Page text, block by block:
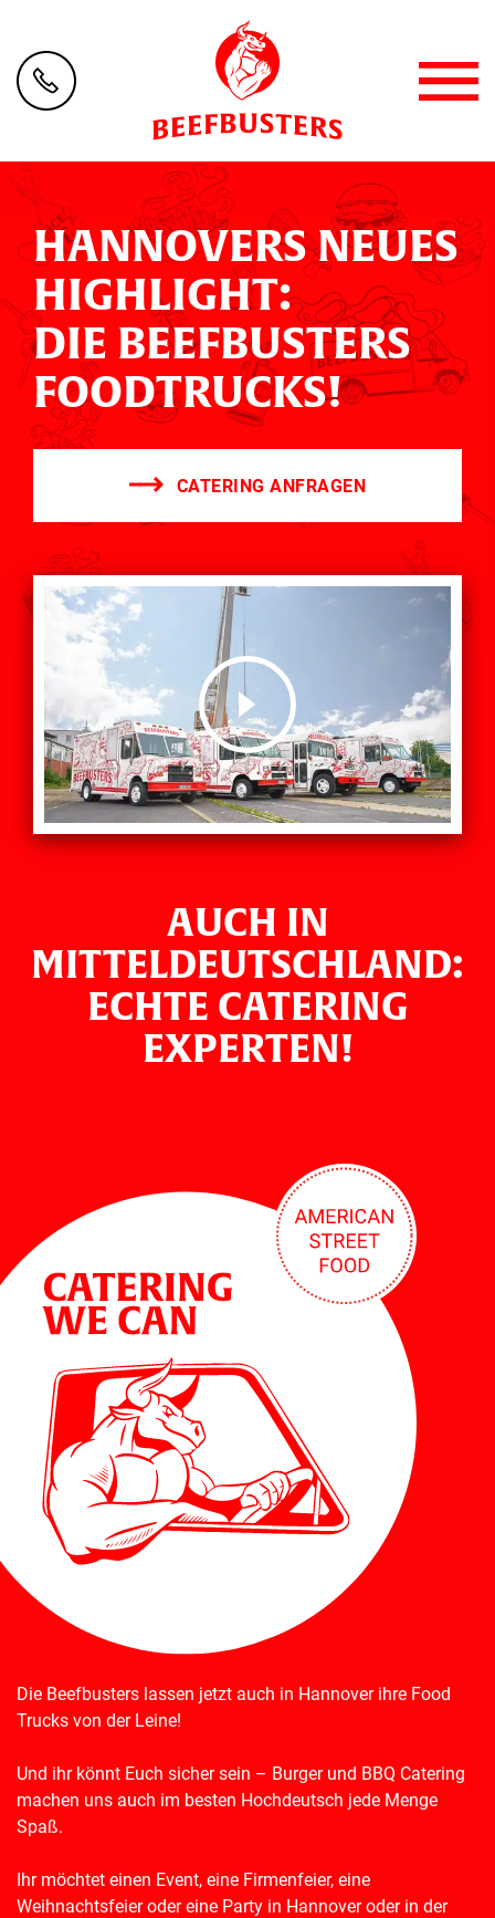
HANNOVERS NEUES
HIGHLIGHT:
DIE BEEFBUSTERS
FOODTRUCKS!
CATERING ANFRAGEN
AUCH IN
MITTELDEUTSCHLAND:
ECHTE CATERING
EXPERTEN!
Die Beefbusters lassen jetzt auch in Hannover ihre Food
Trucks von der Leine!
Und ihr könnt Euch sicher sein – Burger und BBQ Catering
machen uns auch im besten Hochdeutsch jede Menge
Spaß.
Ihr möchtet einen Event, eine Firmenfeier, eine
Weihnachtsfeier oder eine Party in Hannover oder in der